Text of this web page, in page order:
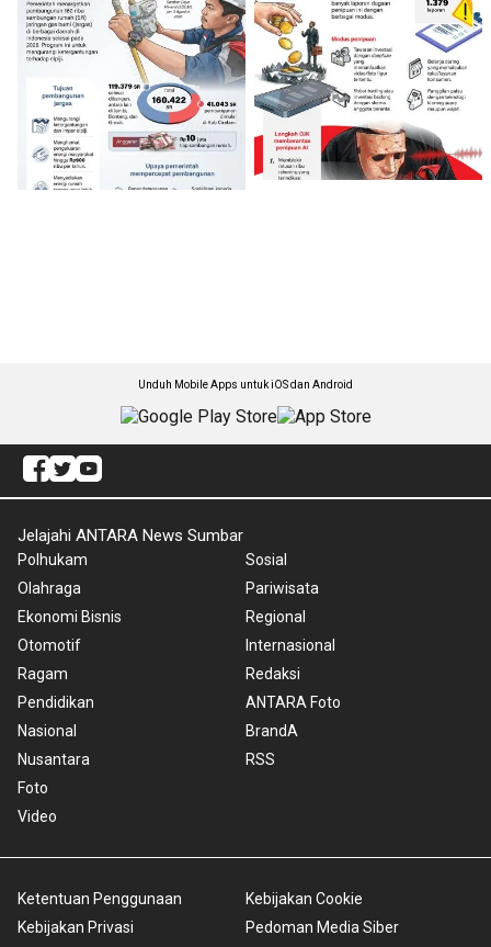
Unduh Mobile Apps untuk iOS dan Android
Jelajahi ANTARA News Sumbar
Polhukam
Olahraga
Ekonomi Bisnis
Otomotif
Ragam
Pendidikan
Nasional
Nusantara
Foto
Video
Sosial
Pariwisata
Regional
Internasional
Redaksi
ANTARA Foto
BrandA
RSS
Ketentuan Penggunaan
Kebijakan Privasi
Kebijakan Cookie
Pedoman Media Siber